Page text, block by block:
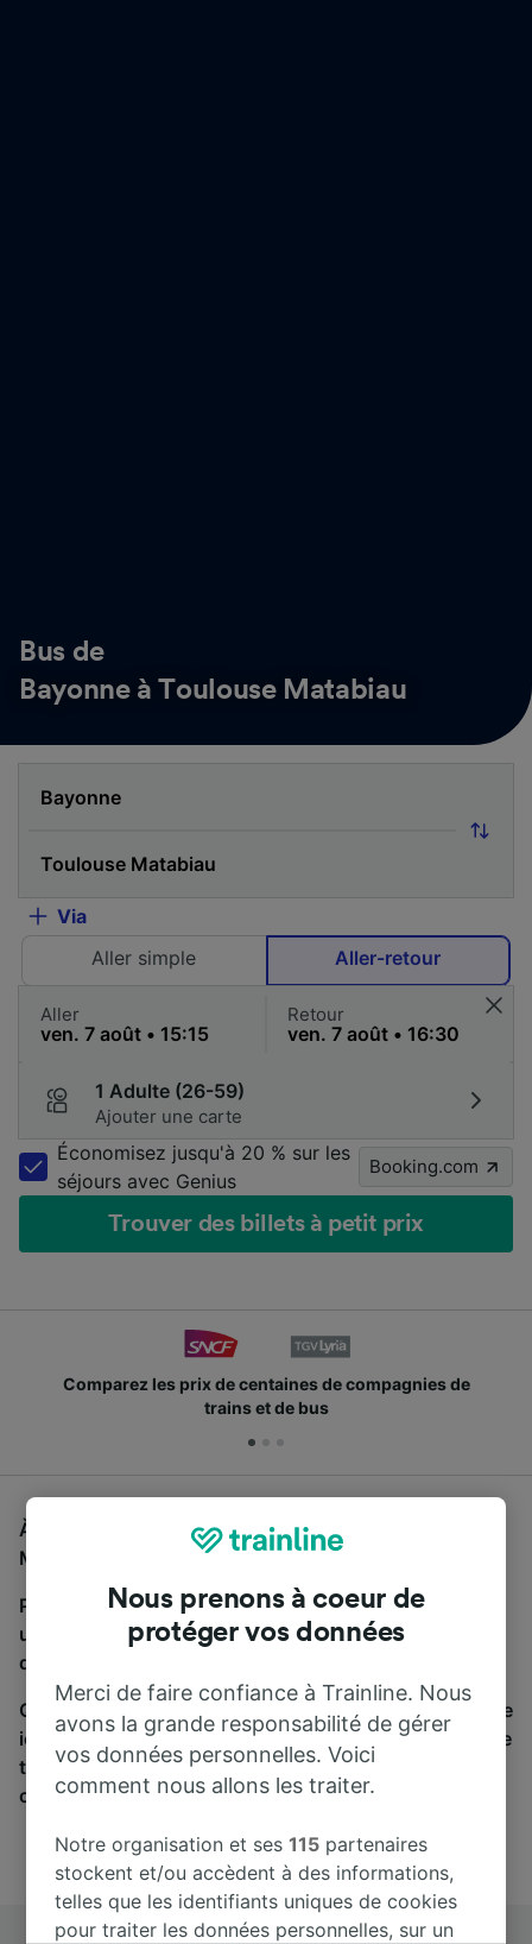
Bus de
Bayonne à Toulouse Matabiau
Via
Aller simple
Aller-retour
Aller Retour
1 Adulte (26-59)
Ajouter une carte
Économisez jusqu'à 20 % sur les
séjours avec Genius
Booking.com
Trouver des billets à petit prix
Comparez les prix de centaines de compagnies de
trains et de bus
À la recherche d'un bus de Bayonne à Toulouse
Matabiau, vous êtes au bon endroit.
Pour trouver des billets de bus, lancez simplement
une recherche ci-dessus. Nous comparons les temps
de trajets et les prix des voyages, en train et en bus.
Qu’importe votre destination, votre voyage commence
ici. Nous collaborons avec plus de 170 compagnies de
train et de bus. Consultez et achetez vos billets sur
cette page.
Nous prenons à coeur de
protéger vos données
Merci de faire confiance à Trainline. Nous
avons la grande responsabilité de gérer
vos données personnelles. Voici
comment nous allons les traiter.
Notre organisation et ses115 partenaires
stockent et/ou accèdent à des informations,
telles que les identifiants uniques de cookies
pour traiter les données personnelles, sur un